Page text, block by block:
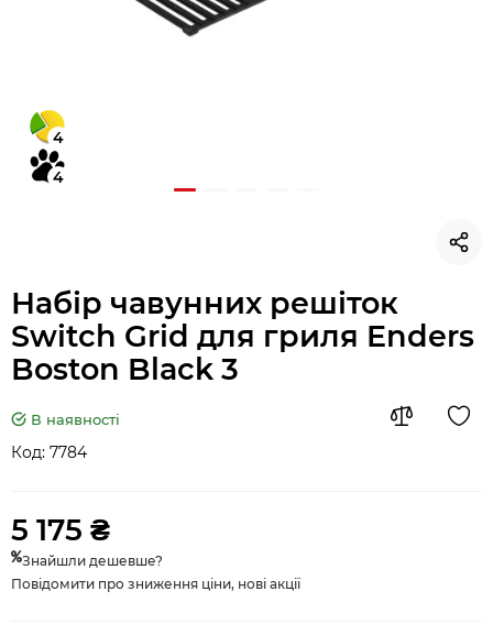
4
4
Набір чавунних решіток
Switch Grid для гриля Enders
Boston Black 3
В наявності
Код: 7784
5 175 ₴
Знайшли дешевше?
Повідомити про зниження ціни, нові акції